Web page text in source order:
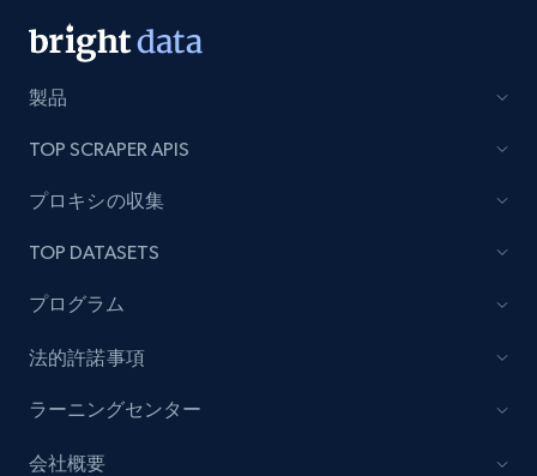
products using specified keywords
Currency, Discount, Initial price, and more.
Model number, Gtin ean pn, Product name, and
製品
TOP SCRAPER APIS
プロキシの収集
TOP DATASETS
プログラム
法的許諾事項
ラーニングセンター
会社概要